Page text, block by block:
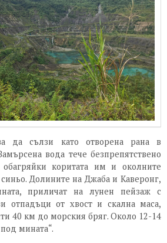
да сълзи като отворена рана в
вода тече безпрепятствено
коритата им и околните
Долините на Джаба и Каверонг,
приличат на лунен пейзаж с
отпадъци от хвост и скална маса,
40 км до морския бряг. Около 12-14
мината“.